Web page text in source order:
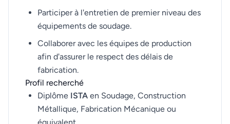
Participer à l'entretien de premier niveau des
équipements de soudage.
Collaborer avec les équipes de production
afin d'assurer le respect des délais de
fabrication.
Profil recherché
Diplôme ISTA en Soudage, Construction
Métallique, Fabrication Mécanique ou